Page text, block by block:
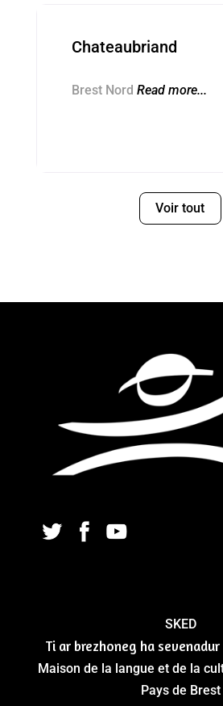
Chateaubriand
Brest NordRead more...
Voir tout
SKED
Ti ar brezhoneg ha
Maison de la langue et de la
Pays de Brest